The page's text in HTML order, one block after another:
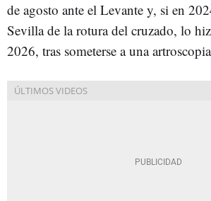
de agosto ante el Levante y, si en
Sevilla de la rotura del cruzado, lo
2026, tras someterse a una